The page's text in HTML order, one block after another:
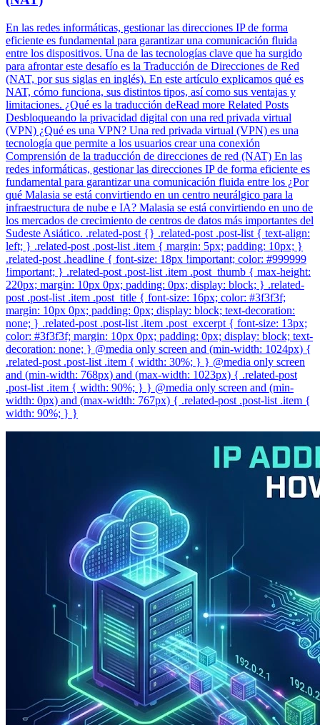
En las redes informáticas, gestionar las direcciones IP de forma
eficiente es fundamental para garantizar una comunicación fluida
entre los dispositivos. Una de las tecnologías clave que ha surgido
para afrontar este desafío es la Traducción de Direcciones de Red
(NAT, por sus siglas en inglés). En este artículo explicamos qué es
NAT, cómo funciona, sus distintos tipos, así como sus ventajas y
limitaciones. ¿Qué es la traducción deRead more Related Posts
Desbloqueando la privacidad digital con una red privada virtual
(VPN) ¿Qué es una VPN? Una red privada virtual (VPN) es una
tecnología que permite a los usuarios crear una conexión
Comprensión de la traducción de direcciones de red (NAT) En las
redes informáticas, gestionar las direcciones IP de forma eficiente es
fundamental para garantizar una comunicación fluida entre los ¿Por
qué Malasia se está convirtiendo en un centro neurálgico para la
infraestructura de nube e IA? Malasia se está convirtiendo en uno de
los mercados de crecimiento de centros de datos más importantes del
Sudeste Asiático. .related-post {} .related-post .post-list { text-align:
left; } .related-post .post-list .item { margin: 5px; padding: 10px; }
.related-post .headline { font-size: 18px !important; color: #999999
!important; } .related-post .post-list .item .post_thumb { max-height:
220px; margin: 10px 0px; padding: 0px; display: block; } .related-
post .post-list .item .post_title { font-size: 16px; color: #3f3f3f;
margin: 10px 0px; padding: 0px; display: block; text-decoration:
none; } .related-post .post-list .item .post_excerpt { font-size: 13px;
color: #3f3f3f; margin: 10px 0px; padding: 0px; display: block; text-
decoration: none; } @media only screen and (min-width: 1024px) {
.related-post .post-list .item { width: 30%; } } @media only screen
and (min-width: 768px) and (max-width: 1023px) { .related-post
.post-list .item { width: 90%; } } @media only screen and (min-
width: 0px) and (max-width: 767px) { .related-post .post-list .item {
width: 90%; } }